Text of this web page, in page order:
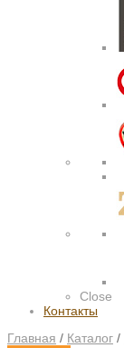
Close
Контакты
Главная / Каталог /